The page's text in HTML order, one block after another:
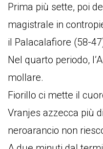
Prima più sette, poi
magistrale in
il Palacalafiore (58-
Nel quarto periodo,
mollare.
Fiorillo ci mette il
Vranjes azzecca più
neroarancio non